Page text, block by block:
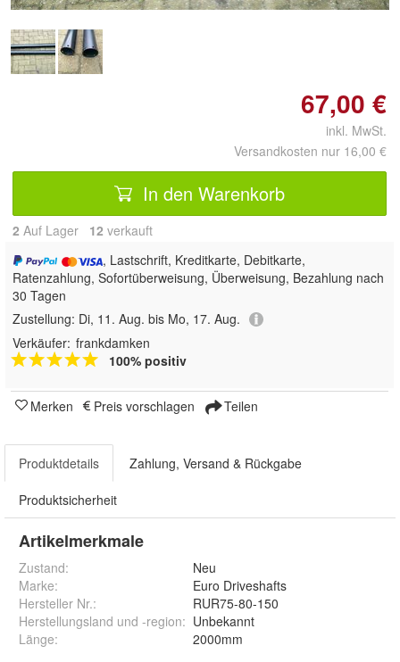
67,00 €
inkl. MwSt.
Versandkosten nur 16,00 €
In den Warenkorb
2 Auf Lager 12 verkauft
, Lastschrift, Kreditkarte, Debitkarte,
Ratenzahlung, Sofortüberweisung, Überweisung, Bezahlung nach
30 Tagen
Zustellung: Di, 11. Aug. bis Mo, 17. Aug.
Verkäufer: frankdamken
100% positiv
Merken Preis vorschlagen Teilen
Produktdetails Zahlung, Versand & Rückgabe
Produktsicherheit
Artikelmerkmale
Zustand:
Neu
Marke:
Euro Driveshafts
Hersteller Nr.:
RUR75-80-150
Herstellungsland und -region: Unbekannt
Länge: 2000mm